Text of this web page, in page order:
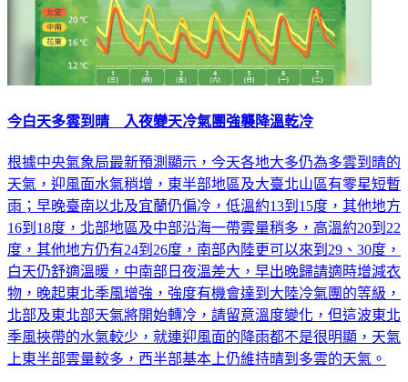
今白天多雲到晴 入夜變天冷氣團強襲降溫乾冷
根據中央氣象局最新預測顯示，今天各地大多仍為多雲到晴的
天氣，迎風面水氣稍增，東半部地區及大臺北山區有零星短暫
雨；早晚臺南以北及宜蘭仍偏冷，低溫約13到15度，其他地方
16到18度，北部地區及中部沿海一帶雲量稍多，高溫約20到22
度，其他地方仍有24到26度，南部內陸更可以來到29、30度，
白天仍舒適溫暖，中南部日夜溫差大，早出晚歸請適時增減衣
物，晚起東北季風增強，強度有機會達到大陸冷氣團的等級，
北部及東北部天氣將開始轉冷，請留意溫度變化，但這波東北
季風挾帶的水氣較少，就連迎風面的降雨都不是很明顯，天氣
上東半部雲量較多，西半部基本上仍維持晴到多雲的天氣。